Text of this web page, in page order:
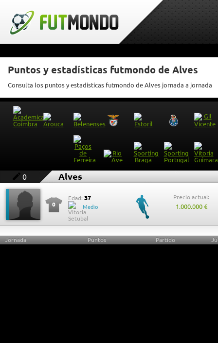
Puntos y estadísticas futmondo de Alves
Consulta los puntos y estadísticas futmondo de Alves jornada a jornada
0 Alves
0
Edad: 37
Medio
Precio actual:
1.000.000 €
Jornada Puntos Partido